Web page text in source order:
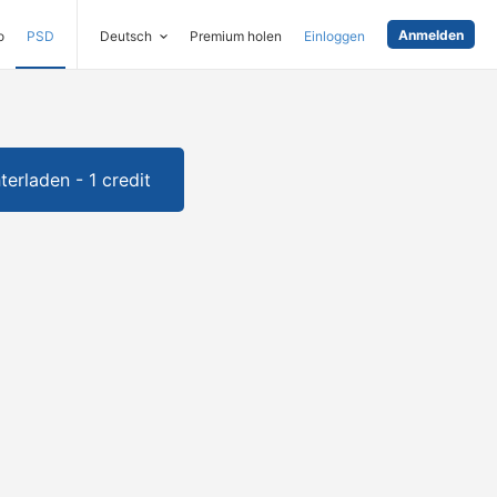
PSD Deutsch Premium holen Einloggen Anmelden
- 1 credit